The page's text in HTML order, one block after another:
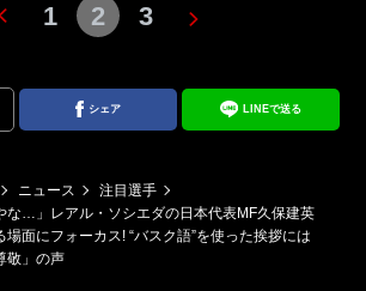
1 2 3
シェア LINEで送る
ニュース
注目選手
な…」レアル・ソシエダの日本代表MF久保建英
面にフォーカス! “バスク語”を使った挨拶には
敬」の声